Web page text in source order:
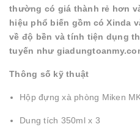
thường có giá thành rẻ hơn
hiệu phổ biến gồm có Xinda
về độ bền và tính tiện dụng
tuyến như
Thông số kỹ thuật
Hộp đựng xà phòng Miken
Dung tích 350ml x 3